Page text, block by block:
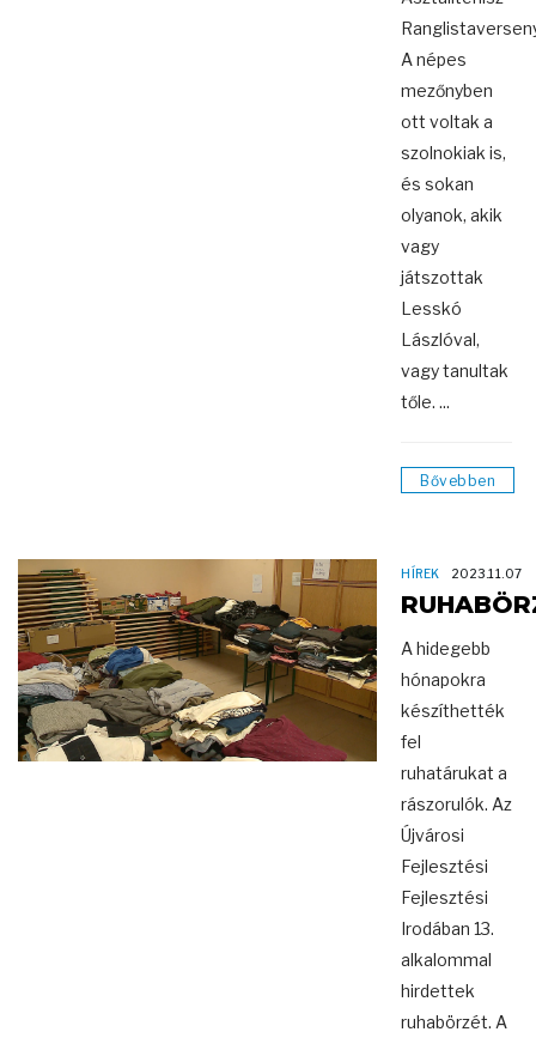
A népes
mezőnyben
ott voltak a
szolnokiak is,
és sokan
olyanok, akik
vagy
játszottak
Lesskó
Lászlóval,
vagy tanultak
tőle. ...
Bővebben
HÍREK 2023.11.07
A hidegebb
hónapokra
készíthették
fel
ruhatárukat a
rászorulók. Az
Újvárosi
Fejlesztési
Fejlesztési
Irodában 13.
alkalommal
hirdettek
ruhabörzét. A